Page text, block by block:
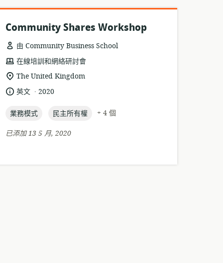
Community Shares Workshop
由 Community Business School
資
源
式:
在線培訓和網絡研討會
相
關
位
置:
The United Kingdom
語 英文 .
發
日
2020
topic:
業務模式 topic:
民主所有權
+ 4 個
已添加 13 5 月, 2020